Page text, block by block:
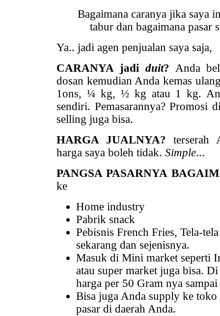
Bagaimana caranya jika saya
tabur dan bagaimana pasar
Ya.. jadi agen penjualan saya saja,
CARANYA jadi duit? Anda
dosan kemudian Anda kemas
1ons, ¼ kg, ½ kg atau 1 kg.
sendiri. Pemasarannya? Promosi
selling juga bisa.
HARGA JUALNYA? terserah
harga saya boleh tidak. Simple...
PANGSA PASARNYA
ke
Home industry
Pabrik snack
Pebisnis French Fries, Tela-
sekarang dan sejenisnya.
Masuk di Mini market seperti
atau super market juga bisa.
harga per 50 Gram nya
Bisa juga Anda supply ke toko
pasar di daerah Anda.